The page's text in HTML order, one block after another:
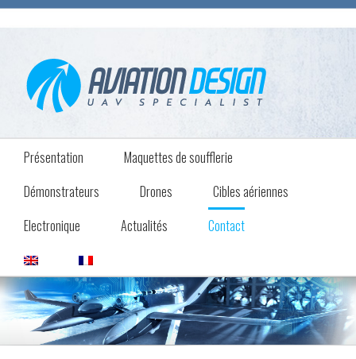
Présentation
Maquettes de soufflerie
Démonstrateurs
Drones
Cibles aériennes
Electronique
Actualités Contact